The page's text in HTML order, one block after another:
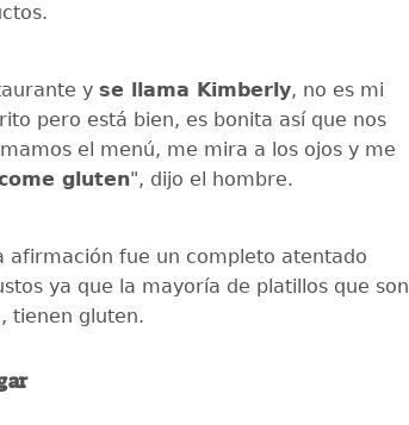
y se llama Kimberly, no es mi
pero está bien, es bonita así que nos
el menú, me mira a los ojos y me
gluten", dijo el hombre.
afirmación fue un completo atentado
ya que la mayoría de platillos que son
tienen gluten.